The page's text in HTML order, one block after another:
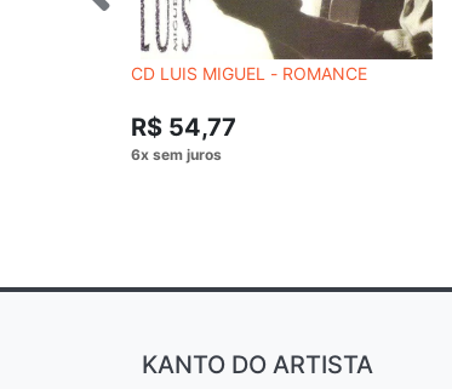
CD LUIS MIGUEL - ROMANCE
R$ 54,77
KANTO DO ARTISTA